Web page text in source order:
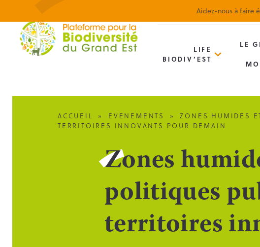
Aidez-nous à faire
LIFE
BIODIV’EST
LE
ACCUEIL » EVENEMENTS »
ZONES HUMIDES
TERRITOIRES INNOVANTS POUR DEMAIN
Zones
politiques
territoires